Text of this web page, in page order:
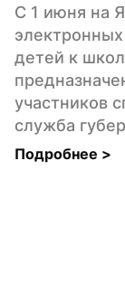
C 1 июня на
детей к
участников
служба
Подробнее >